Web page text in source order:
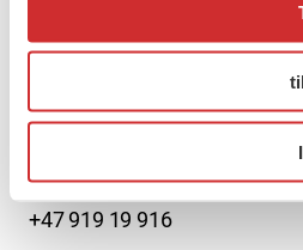
FO (Fellesorganisasjonen)
0506 OSLO
kontor@fo.no
+47 919 19 916